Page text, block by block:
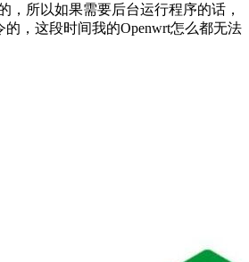
，所以如果需要后台运行程序的话，
的，这段时间我的Openwrt怎么都无法